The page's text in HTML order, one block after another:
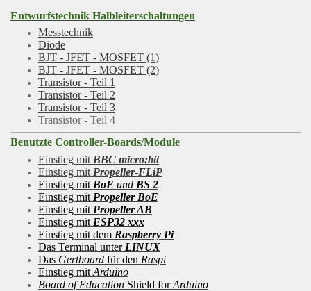
Entwurfstechnik Halbleiterschaltungen
Messtechnik
Diode
BJT - JFET - MOSFET (1)
BJT - JFET - MOSFET (2)
Transistor - Teil 1
Transistor - Teil 2
Transistor - Teil 3
Transistor - Teil 4
Benutzte Controller-Boards/Module
Einstieg mit BBC micro:bit
Einstieg mit Propeller-FLiP
Einstieg mit BoE und BS 2
Einstieg mit Propeller BoE
Einstieg mit Propeller AB
Einstieg mit ESP32 xxx
Einstieg mit dem Raspberry Pi
Das Terminal unter LINUX
Das Gertboard für den Raspi
Einstieg mit Arduino
Board of Education Shield for Arduino